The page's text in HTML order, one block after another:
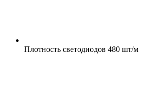
Плотность светодиодов 480 шт/м